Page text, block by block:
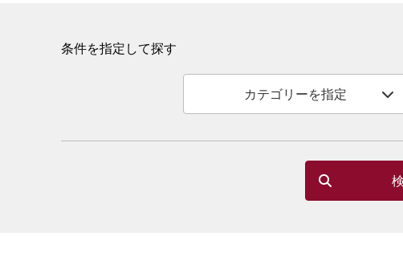
条件を指定して探す
カテゴリーを指定